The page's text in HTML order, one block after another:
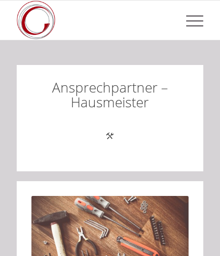
Ansprechpartner –
Hausmeister